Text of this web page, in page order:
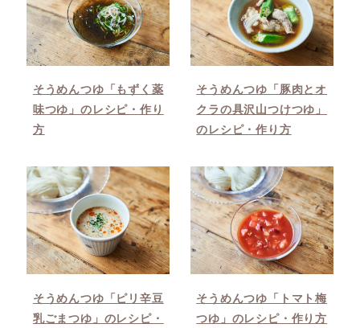
そうめんつゆ「もずく薬
味つゆ」のレシピ・作り
方
そうめんつゆ「豚肉とオ
クラの具沢山つけつゆ」
のレシピ・作り方
そうめんつゆ「ピリ辛豆
乳ごまつゆ」のレシピ・
そうめんつゆ「トマト梅
つゆ」のレシピ・作り方